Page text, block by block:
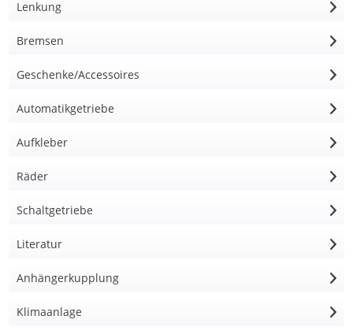
Lenkung
Bremsen
Geschenke/Accessoires
Automatikgetriebe
Aufkleber
Räder
Schaltgetriebe
Literatur
Anhängerkupplung
Klimaanlage